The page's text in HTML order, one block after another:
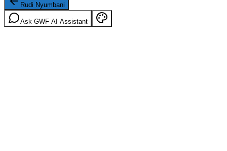
Rudi Nyumbani
Ask GWF AI Assistant